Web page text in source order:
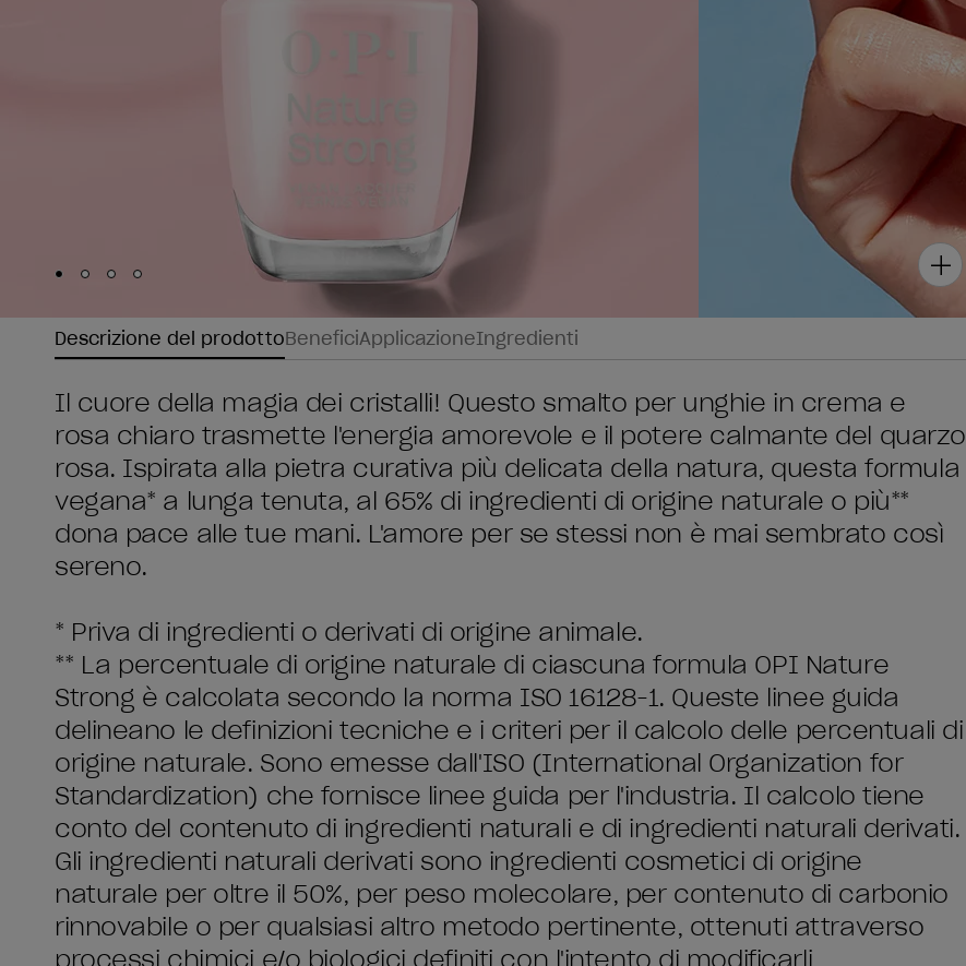
Skip to slide
Skip to slide
Skip to slide
Skip to slide
Descrizione del prodottoBeneficiApplicazioneIngredienti
Il cuore della magia dei cristalli! Questo smalto per unghie in crema e
rosa chiaro trasmette l'energia amorevole e il potere calmante del quarzo
rosa. Ispirata alla pietra curativa più delicata della natura, questa formula
vegana* a lunga tenuta, al 65% di ingredienti di origine naturale o più**
dona pace alle tue mani. L'amore per se stessi non è mai sembrato così
sereno.
* Priva di ingredienti o derivati di origine animale.
** La percentuale di origine naturale di ciascuna formula OPI Nature
Strong è calcolata secondo la norma ISO 16128-1. Queste linee guida
delineano le definizioni tecniche e i criteri per il calcolo delle percentuali di
origine naturale. Sono emesse dall'ISO (International Organization for
Standardization) che fornisce linee guida per l'industria. Il calcolo tiene
conto del contenuto di ingredienti naturali e di ingredienti naturali derivati.
Gli ingredienti naturali derivati sono ingredienti cosmetici di origine
naturale per oltre il 50%, per peso molecolare, per contenuto di carbonio
rinnovabile o per qualsiasi altro metodo pertinente, ottenuti attraverso
processi chimici e/o biologici definiti con l'intento di modificarli